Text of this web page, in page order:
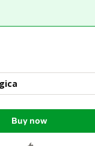
Buy now